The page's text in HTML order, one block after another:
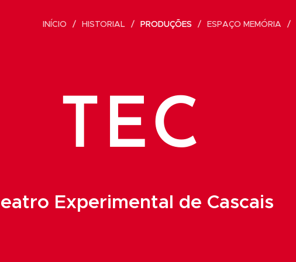
INÍCIO HISTORIAL PRODUÇÕES ESPAÇO MEMÓRIA
TEC
Experimental de Cascais